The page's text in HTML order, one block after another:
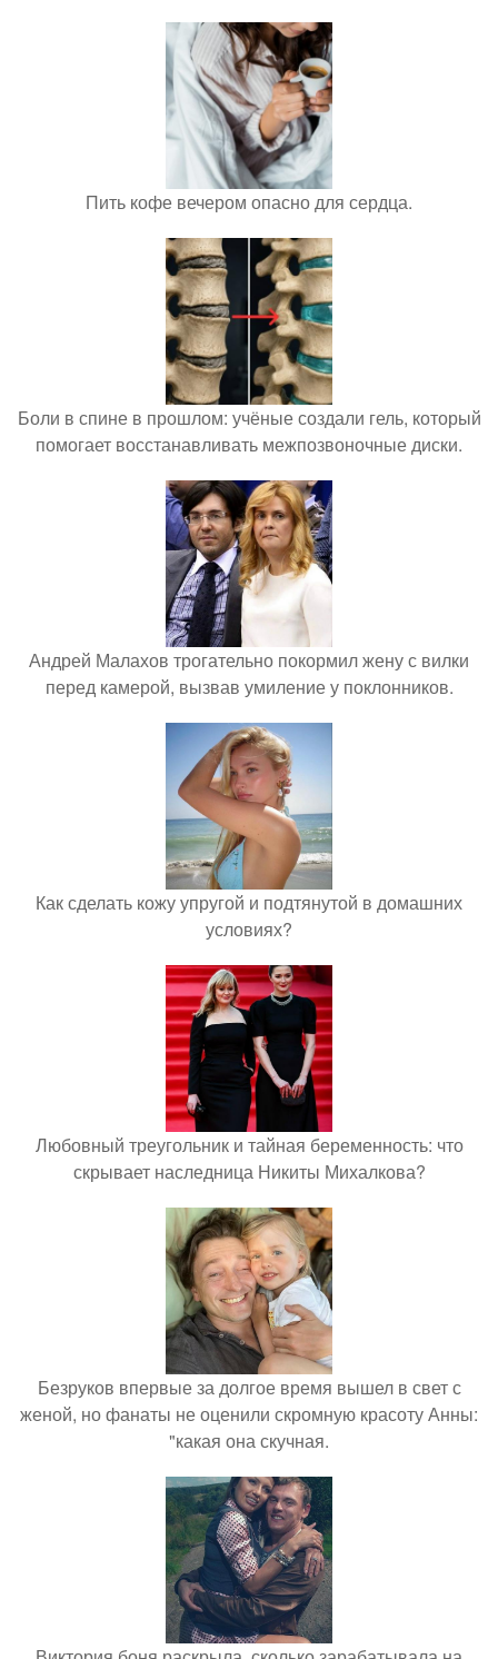
Пить кофе вечером опасно для сердца.
Боли в спине в прошлом: учёные создали гель, который
помогает восстанавливать межпозвоночные диски.
Андрей Малахов трогательно покормил жену с вилки
перед камерой, вызвав умиление у поклонников.
Как сделать кожу упругой и подтянутой в домашних
условиях?
Любовный треугольник и тайная беременность: что
скрывает наследница Никиты Михалкова?
Безруков впервые за долгое время вышел в свет с
женой, но фанаты не оценили скромную красоту Анны:
"какая она скучная.